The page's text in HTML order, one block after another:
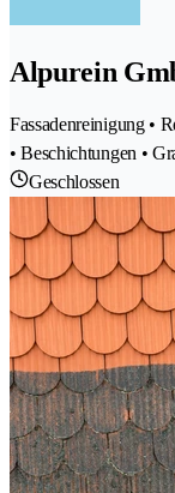
Alpurein
Fassadenreinigung •
• Beschichtungen •
Geschlossen